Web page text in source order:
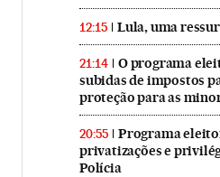
12:15 Lula, uma
21:14
O programa
subidas de impostos
proteção para as
20:55
Programa
privatizações e
Polícia